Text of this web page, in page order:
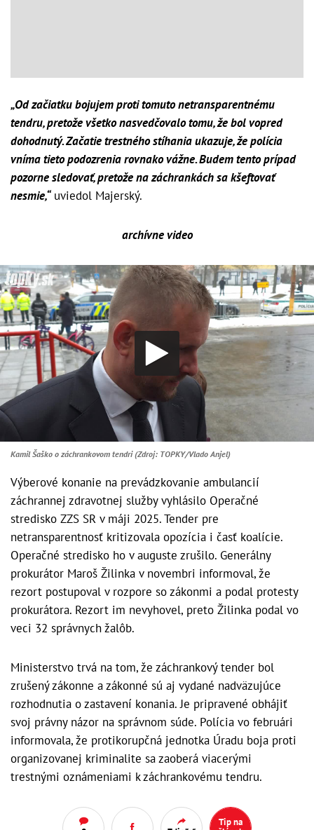
„Od začiatku bojujem proti tomuto netransparentnému
tendru, pretože všetko nasvedčovalo tomu, že bol vopred
dohodnutý. Začatie trestného stíhania ukazuje, že polícia
vníma tieto podozrenia rovnako vážne. Budem tento prípad
pozorne sledovať, pretože na záchrankách sa kšeftovať
nesmie,“uviedol Majerský.
archívne video
Kamil Šaško o záchrankovom tendri (Zdroj: TOPKY/Vlado Anjel)
Výberové konanie na prevádzkovanie ambulancií
záchrannej zdravotnej služby vyhlásilo Operačné
stredisko ZZS SR v máji 2025. Tender pre
netransparentnosť kritizovala opozícia i časť koalície.
Operačné stredisko ho v auguste zrušilo. Generálny
prokurátor Maroš Žilinka v novembri informoval, že
rezort postupoval v rozpore so zákonmi a podal protesty
prokurátora. Rezort im nevyhovel, preto Žilinka podal vo
veci 32 správnych žalôb.
Ministerstvo trvá na tom, že záchrankový tender bol
zrušený zákonne a zákonné sú aj vydané nadväzujúce
rozhodnutia o zastavení konania. Je pripravené obhájiť
svoj právny názor na správnom súde. Polícia vo februári
informovala, že protikorupčná jednotka Úradu boja proti
organizovanej kriminalite sa zaoberá viacerými
trestnými oznámeniami k záchrankovému tendru.
Tip na